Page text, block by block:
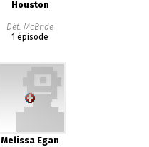
Houston
Dét. McBride
1 épisode
Melissa Egan